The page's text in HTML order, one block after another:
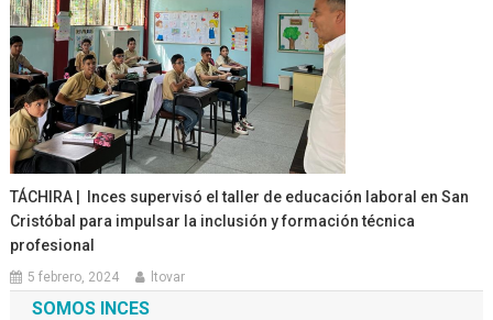
TÁCHIRA | Inces supervisó el taller de educación laboral en San
Cristóbal para impulsar la inclusión y formación técnica
profesional
5 febrero, 2024 ltovar
SOMOS INCES